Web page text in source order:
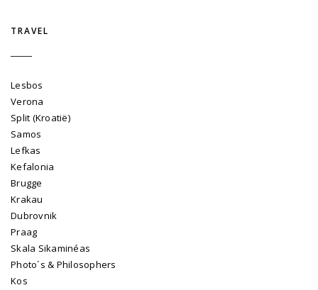
TRAVEL
Lesbos
Verona
Split (Kroatië)
Samos
Lefkas
Kefalonia
Brugge
Krakau
Dubrovnik
Praag
Skala Sikaminéas
Photo´s & Philosophers
Kos